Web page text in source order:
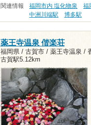
関連情報 福岡市内 塩化物泉 福
中洲川端駅
博多駅
薬王寺温泉 偕楽荘
福岡県 / 古賀市 / 薬王寺温泉 /
古賀駅5.12km